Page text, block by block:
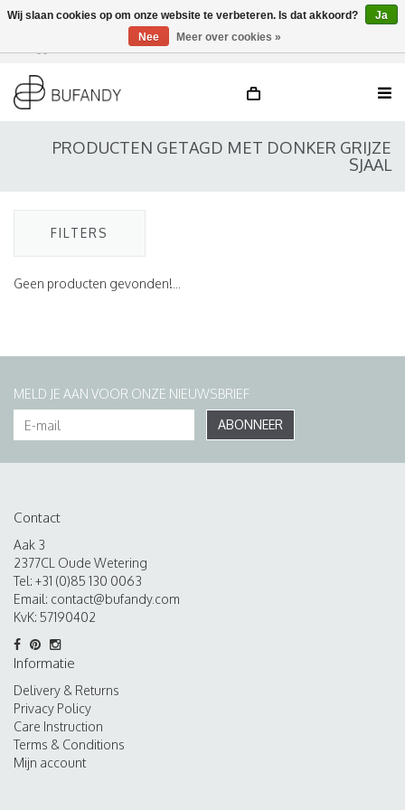
DE / EN
PRODUCTEN GETAGD MET DONKER GRIJZE
SJAAL
FILTERS
Geen producten gevonden!...
MELD JE AAN VOOR ONZE NIEUWSBRIEF
ABONNEER
Contact
Aak 3
2377CL Oude Wetering
Tel: +31 (0)85 130 0063
Email: contact@bufandy.com
KvK: 57190402
Informatie
Delivery & Returns
Privacy Policy
Care Instruction
Terms & Conditions
Mijn account
Wij slaan cookies op om onze website te verbeteren. Is dat akkoord?
Ja
Nee
Meer over cookies »